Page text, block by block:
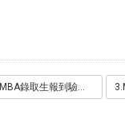
2.MBA錄取生報到驗證切結書.pdf